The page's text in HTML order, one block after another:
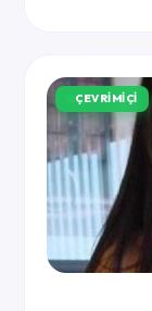
ÇEVRIMIÇI